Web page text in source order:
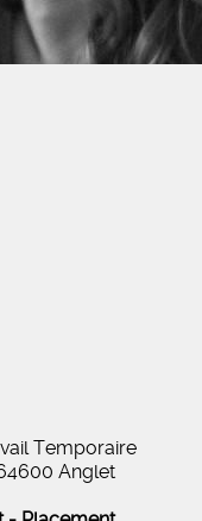
Temporaire
Anglet